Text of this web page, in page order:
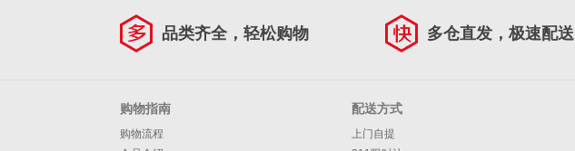
品类齐全，轻松购物 多仓直发，极速配送
购物指南
购物流程
配送方式
上门自提